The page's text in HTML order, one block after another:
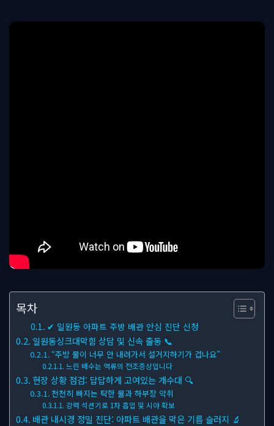
기
목차
✔ 일원동 아파트 주방 배관 안심 진단 신청
일원동싱크대막힘 상담 및 신속 출동 📞
“주방 물이 너무 안 내려가서 설거지하기가 겁나요”
느린 배수는 역류의 전조증상입니다
현장 상황 점검: 답답하게 고여있는 개수대 🔍
천천히 빠지는 탁한 물과 하부장 악취
강력 석션기로 1차 흡입 및 시야 확보
배관 내시경 정밀 진단: 아파트 배관을 막은 기름 슬러지 🔬